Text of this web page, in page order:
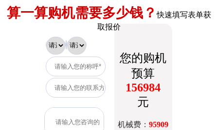
算一算购机需要多少钱？快速填写表单获
取报价
您的购机
预算
156984
元
机械费：95909